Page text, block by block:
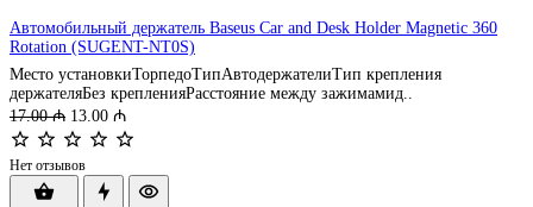
Автомобильный держатель Baseus Car and Desk Holder Magnetic 360
Rotation (SUGENT-NT0S)
Место установкиТорпедоТипАвтодержателиТип крепления
держателяБез крепленияРасстояние между зажимамид..
17.00 ₼ 13.00 ₼
Нет отзывов